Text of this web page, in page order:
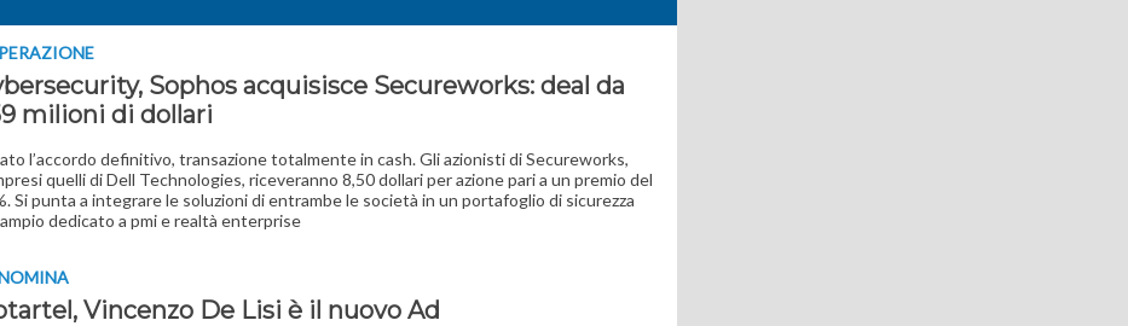
Sophos acquisisce Secureworks: deal da
milioni di dollari
l’accordo definitivo, transazione totalmente in cash. Gli azionisti di Secureworks,
quelli di Dell Technologies, riceveranno 8,50 dollari per azione pari a un premio del
Si punta a integrare le soluzioni di entrambe le società in un portafoglio di sicurezza
dedicato a pmi e realtà enterprise
Vincenzo De Lisi è il nuovo Ad